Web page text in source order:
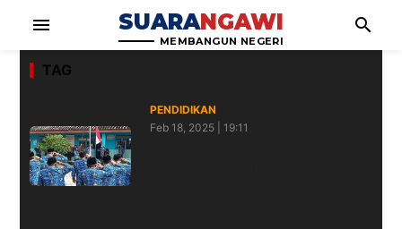
menu SUARANGAWI
MEMBANGUN NEGERI
search
TAG
PENDIDIKAN
Feb 18, 2025 | 19:11